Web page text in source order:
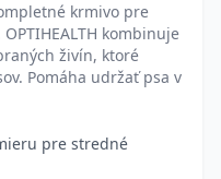
krmivo pre
kombinuje
živín, ktoré
Pomáha udržať psa v
pre stredné